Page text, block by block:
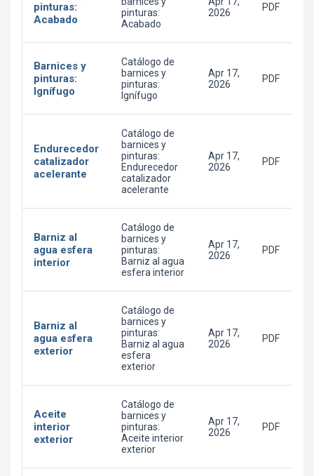
pinturas:
Acabado
pinturas:
Acabado
2026
PDF
Barnices y
pinturas:
Ignífugo
Catálogo de
barnices y
pinturas:
Ignífugo
Apr 17,
2026
PDF
Endurecedor
catalizador
acelerante
Catálogo de
barnices y
pinturas:
Endurecedor
catalizador
acelerante
Apr 17,
2026
PDF
Barniz al
agua esfera
interior
Catálogo de
barnices y
pinturas:
Barniz al agua
esfera interior
Apr 17,
2026
PDF
Barniz al
agua esfera
exterior
Catálogo de
barnices y
pinturas:
Barniz al agua
esfera
exterior
Apr 17,
2026
PDF
Aceite
interior
exterior
Catálogo de
barnices y
pinturas:
Aceite interior
exterior
Apr 17,
2026
PDF